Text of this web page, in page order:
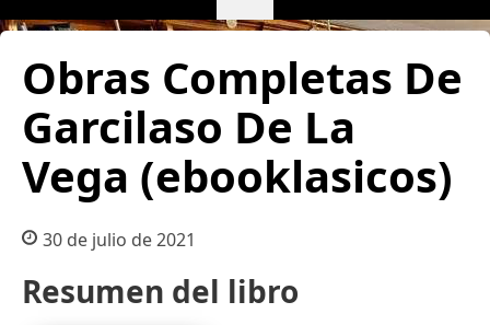
Obras Completas De
Garcilaso De La
Vega (ebooklasicos)
30 de julio de 2021
Resumen del libro